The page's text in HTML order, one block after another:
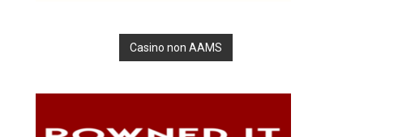
Casino non AAMS